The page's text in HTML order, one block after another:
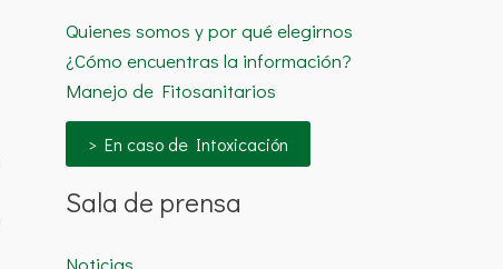
Quienes somos y por qué elegirnos
¿Cómo encuentras la información?
Manejo de Fitosanitarios
> En caso de Intoxicación
Sala de prensa